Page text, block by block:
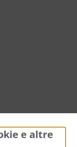
e altre